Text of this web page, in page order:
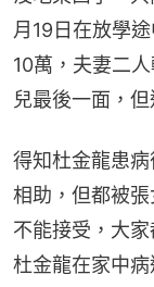
月19日在放學
10萬，夫妻二
兒最後一面，
得知杜金龍患
相助，但都被
不能接受，大
杜金龍在家中病